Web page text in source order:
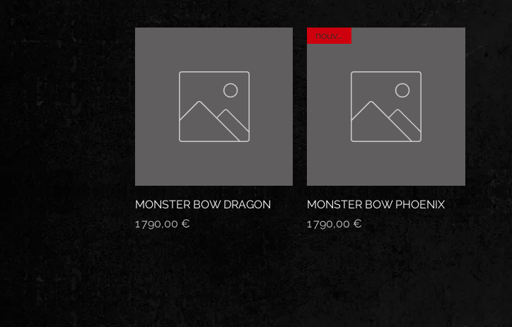
Aperçu rapide
MONSTER BOW DRAGON
Prix
1 790,00 €
Aperçu rapide
nouveau
MONSTER BOW PHOENIX
Prix
1 790,00 €